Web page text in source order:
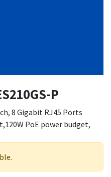
P
8 Gigabit RJ45 Ports
PoE power budget,